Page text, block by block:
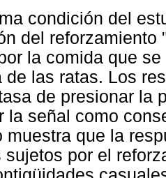
condición del
del
la comida que
de las ratas. Los
de presionar la
la señal como
muestra que la
sujetos por el